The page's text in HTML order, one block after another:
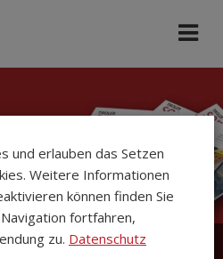
und erlauben das Setzen
Weitere Informationen
können finden Sie
fortfahren,
zu. Datenschutz